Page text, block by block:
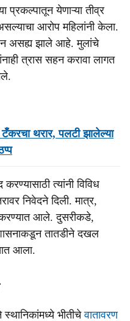
येणाऱ्या तीव्र
आरोप महिलांनी केला.
असह्य झाले आहे. मुलांचे
त्रास सहन करावा लागत
थरार, पलटी झालेल्या
त्यांनी विविध
निवेदने दिली. मात्र,
करण्यात आले. दुसरीकडे,
तातडीने दखल
आला.
भीतीचेवातावरण